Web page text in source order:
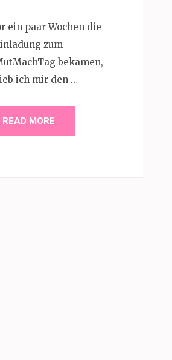
ein paar Wochen die
zum
bekamen,
ich mir den …
READ MORE